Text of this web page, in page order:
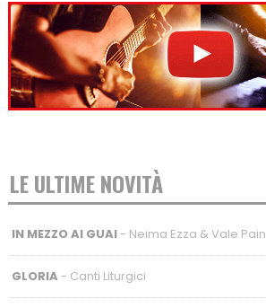
LE ULTIME NOVITÀ
IN MEZZO AI GUAI- Neima Ezza & Vale Pain
GLORIA - Canti Liturgici